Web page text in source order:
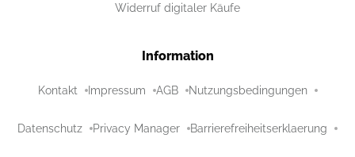
Widerruf digitaler Käufe
Information
Kontakt Impressum AGB Nutzungsbedingungen
Datenschutz Privacy Manager Barrierefreiheitserklaerung